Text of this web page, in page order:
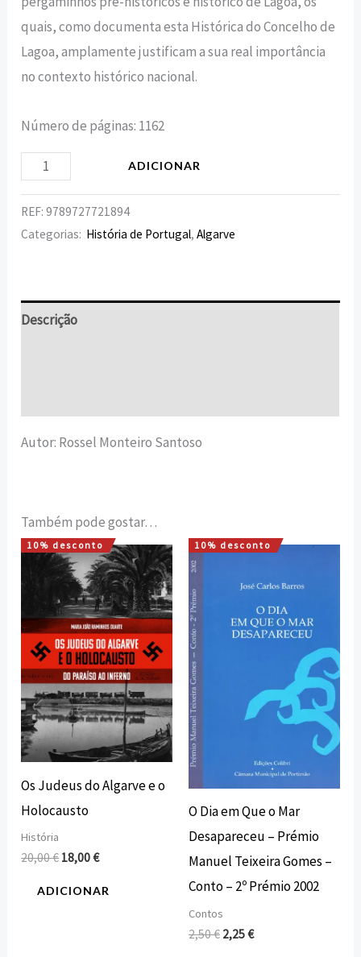
quais, como documenta esta Histórica do Concelho de
Lagoa, amplamente justificam a sua real importância
no contexto histórico nacional.
Número de páginas: 1162
ADICIONAR
REF:9789727721894
Categorias: História de Portugal,Algarve
Descrição
Autor: Rossel Monteiro Santoso
Também pode gostar…
10% desconto
Os Judeus do Algarve e o
Holocausto
História
20,00€
O
preço
original
era:
20,00 €.
18,00€
O
preço
atual
é:
18,00 €.
ADICIONAR
10% desconto
O Dia em Que o Mar
Desapareceu – Prémio
Manuel Teixeira Gomes –
Conto – 2º Prémio 2002
Contos
2,50€
O
original
2,25€
O
atual
2,25 €.